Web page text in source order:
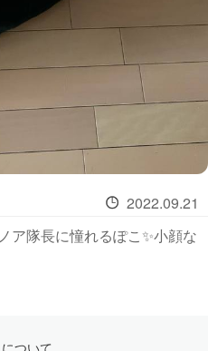
2022.09.21
ア隊長に憧れるぽこ✨小顔な